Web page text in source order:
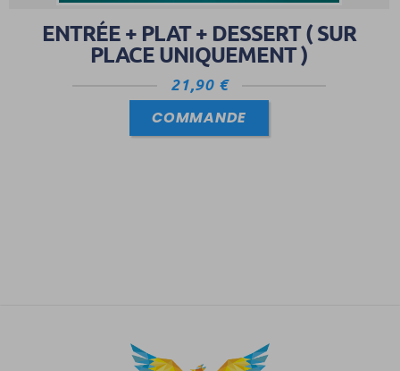
ENTRÉE + PLAT + DESSERT ( SUR
PLACE UNIQUEMENT )
21,90 €
COMMANDE